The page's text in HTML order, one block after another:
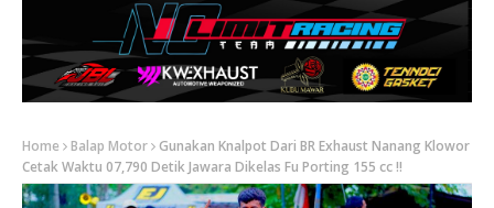
Home Balap Motor Gunakan Knalpot Dari BR Exhaust Nanang Klowor
Cetak Waktu 07,790 Detik Jawara Dikelas Fu Porting 155 cc !!